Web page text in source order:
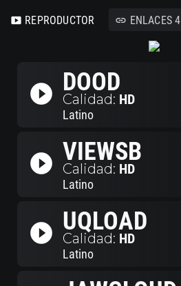
smart_display REPRODUCTOR link ENLACES4
play_circle_filled DOOD
Calidad: HD
Latino
play_circle_filled VIEWSB
Calidad: HD
Latino
play_circle_filled UQLOAD
Calidad: HD
Latino